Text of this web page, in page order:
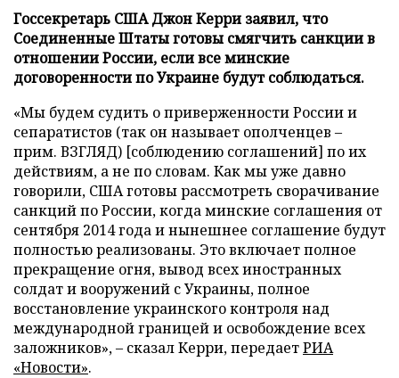
Госсекретарь США Джон Керри заявил, что
Соединенные Штаты готовы смягчить санкции в
отношении России, если все минские
договоренности по Украине будут соблюдаться.
«Мы будем судить о приверженности России и
сепаратистов (так он называет ополченцев –
прим. ВЗГЛЯД) [соблюдению соглашений] по их
действиям, а не по словам. Как мы уже давно
говорили, США готовы рассмотреть сворачивание
санкций по России, когда минские соглашения от
сентября 2014 года и нынешнее соглашение будут
полностью реализованы. Это включает полное
прекращение огня, вывод всех иностранных
солдат и вооружений с Украины, полное
восстановление украинского контроля над
международной границей и освобождение всех
заложников», – сказал Керри, передаетРИА
«Новости».